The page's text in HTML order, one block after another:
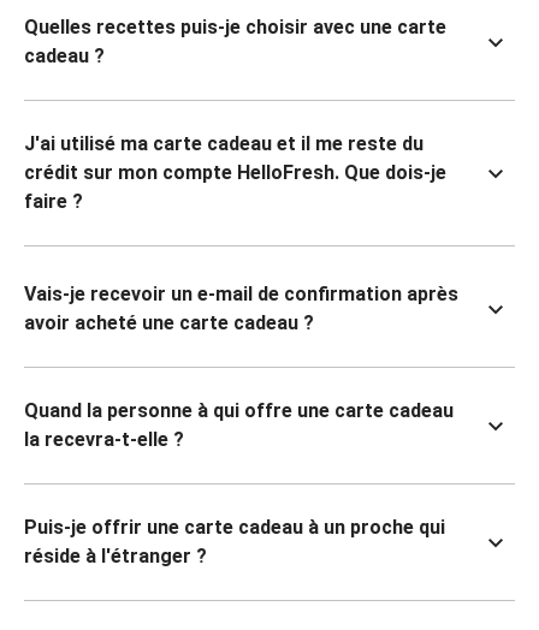
Quelles recettes puis-je choisir avec une carte
cadeau ?
J'ai utilisé ma carte cadeau et il me reste du
crédit sur mon compte HelloFresh. Que dois-je
faire ?
Vais-je recevoir un e-mail de confirmation après
avoir acheté une carte cadeau ?
Quand la personne à qui offre une carte cadeau
la recevra-t-elle ?
Puis-je offrir une carte cadeau à un proche qui
réside à l'étranger ?